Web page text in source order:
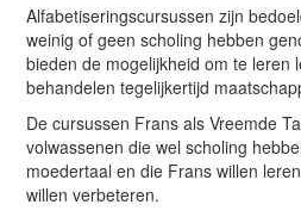
Alfabetiseringscursussen zijn
weinig of geen scholing hebben
bieden de mogelijkheid om te leren
behandelen tegelijkertijd
De cursussen Frans als Vreemde
volwassenen die wel scholing
moedertaal en die Frans willen
willen verbeteren.